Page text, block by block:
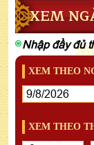
XEM
Nhập đầy đủ
XEM THEO
XEM THEO